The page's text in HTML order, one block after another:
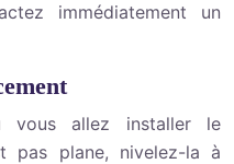
immédiatement un
vous allez installer le
pas plane, nivelez-la à